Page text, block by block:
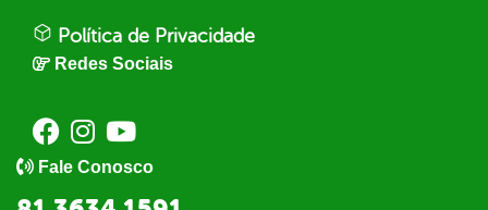
Política de Privacidade
Redes Sociais
Fale Conosco